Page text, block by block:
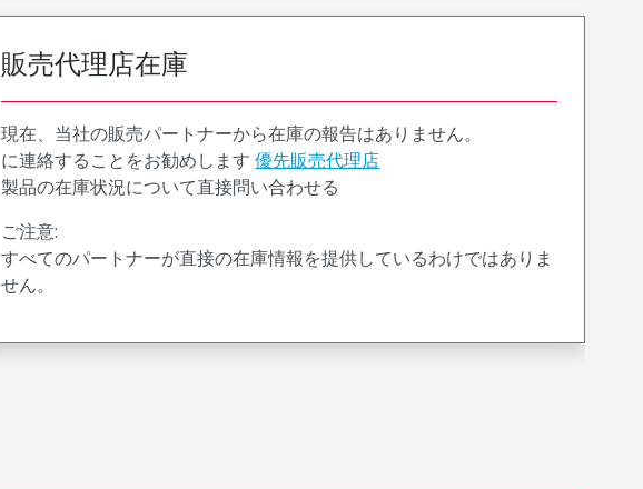
販売代理店在庫
現在、当社の販売パートナーから在庫の報告はありません。
に連絡することをお勧めします 優先販売代理店
製品の在庫状況について直接問い合わせる
ご注意:
すべてのパートナーが直接の在庫情報を提供しているわけではありま
せん。